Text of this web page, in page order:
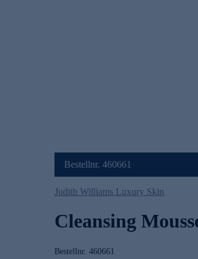
Bestellnr. 460661
Judith Williams Luxury Skin
Cleansing
Bestellnr. 460661